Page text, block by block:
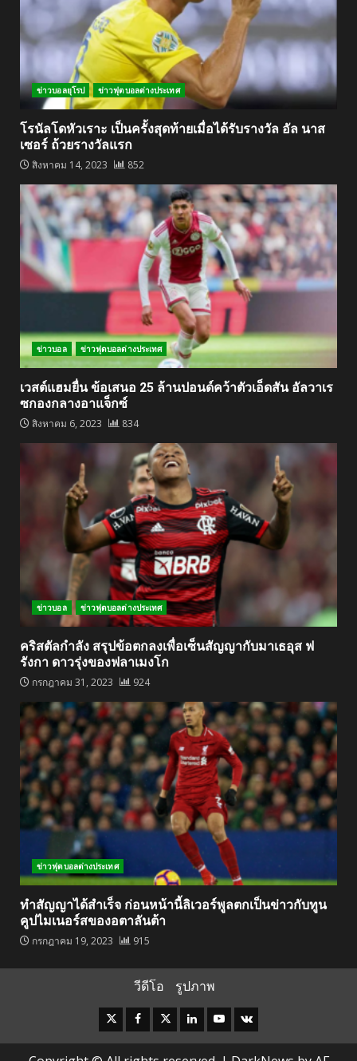
ข่าวบอลยุโรป ข่าวฟุตบอลต่างประเทศ
โรนัลโดหัวเราะ เป็นครั้งสุดท้ายเมื่อได้รับรางวัล อัล นาส
เซอร์ ถ้วยรางวัลแรก
สิงหาคม 14, 2023 852
ข่าวบอล ข่าวฟุตบอลต่างประเทศ
เวสต์แฮมยื่น ข้อเสนอ 25 ล้านปอนด์คว้าตัวเอ็ดสัน อัลวาเร
ซกองกลางอาแจ็กซ์
สิงหาคม 6, 2023 834
ข่าวบอล ข่าวฟุตบอลต่างประเทศ
คริสตัลกำลัง สรุปข้อตกลงเพื่อเซ็นสัญญากับมาเธอุส ฟ
รังกา ดาวรุ่งของฟลาเมงโก
กรกฎาคม 31, 2023 924
ข่าวฟุตบอลต่างประเทศ
ทำสัญญาได้สำเร็จ ก่อนหน้านี้ลิเวอร์พูลตกเป็นข่าวกับทูน
คูปไมเนอร์สของอตาลันต้า
กรกฎาคม 19, 2023 915
วีดีโอ รูปภาพ
InstagramFacebook
TwitterLinkedinYoutube
VK